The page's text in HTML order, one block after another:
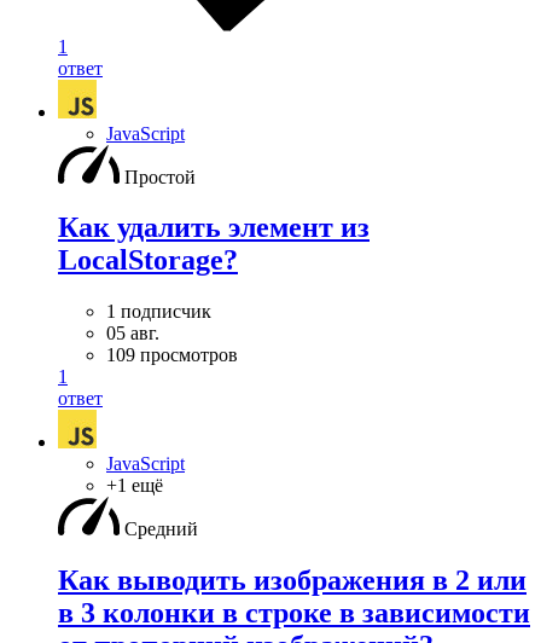
1
ответ
JavaScript
Простой
Как удалить элемент из
LocalStorage?
1 подписчик
05 авг.
109 просмотров
1
ответ
JavaScript
+1 ещё
Средний
Как выводить изображения в 2 или
в 3 колонки в строке в зависимости